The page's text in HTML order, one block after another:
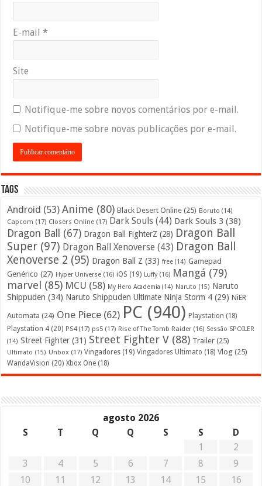
E-mail*
Site
Notifique-me sobre novos comentários por e-mail.
Notifique-me sobre novas publicações por e-mail.
Tags
Android (53) Anime (80) Black Desert Online (25) Boruto (14)
Capcom (17) Closers Online (17) Dark Souls (44) Dark Souls 3 (38)
Dragon Ball (67) Dragon Ball FighterZ (28) Dragon Ball
Super (97) Dragon Ball Xenoverse (43) Dragon Ball
Xenoverse 2 (95) Dragon Ball Z (33) free (14) Gamepad
Genérico (27) Hyper Universe (16) iOS (19) Luffy(16) Mangá (79)
marvel (85) MCU (58) My Hero Academia (14) Naruto (15) Naruto
Shippuden (34) Naruto Shippuden Ultimate Ninja Storm 4 (29) NiER
Automata (24) One Piece (62) PC (940) Playstation (18)
Playstation 4 (20) PS4(17) ps5 (17) Rise of The Tomb Raider (16) Sessão SPOILER
(14) Street Fighter (31) Street Fighter V (88) Trailer (25)
Ultimato (15) Unbox (17) Vingadores (19) Vingadores Ultimato (18) Vlog (25)
WandaVision (20) Xbox One (18)
agosto 2026
S
T Q Q S S
D
1
2
3
4 5 6 7 8
9
10
11 12 13 14 15
16